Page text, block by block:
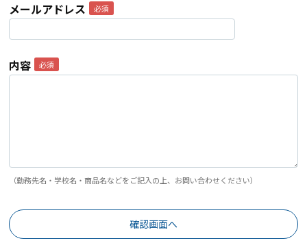
メールアドレス
内容
（勤務先名・学校名・商品名などをご記入の上、お問い合わせください）